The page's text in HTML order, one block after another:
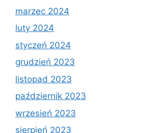
marzec 2024
luty 2024
styczeń 2024
grudzień 2023
listopad 2023
październik 2023
wrzesień 2023
sierpień 2023